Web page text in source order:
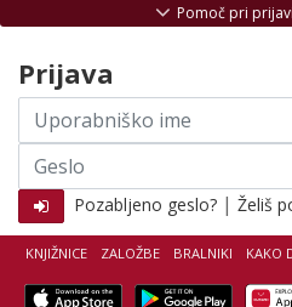
KNJIŽNICE ZALOŽBE BRALNIKI KAKO
Pomoč pri
Prijava
Uporabniško
ime
Geslo
Pozabljeno geslo? | Želiš